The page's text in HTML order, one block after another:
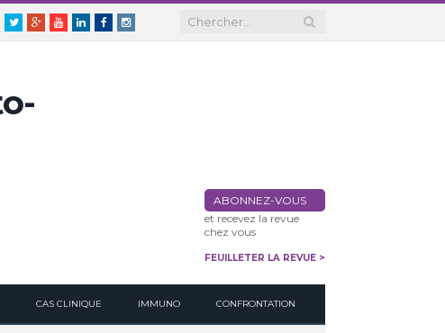
TwitterGoogle+YoutubeLinkedinFacebookInstagram
ABONNEZ-VOUS
et recevez la revue
chez vous
FEUILLETER LA REVUE >
CAS CLINIQUE IMMUNO CONFRONTATION